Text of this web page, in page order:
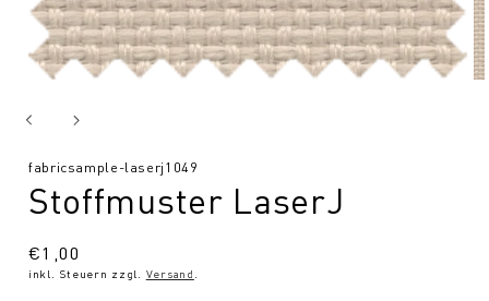
SKU:
fabricsample-laserj1049
Stoffmuster LaserJ
Normaler
Preis
€1,00
inkl. Steuern zzgl. Versand